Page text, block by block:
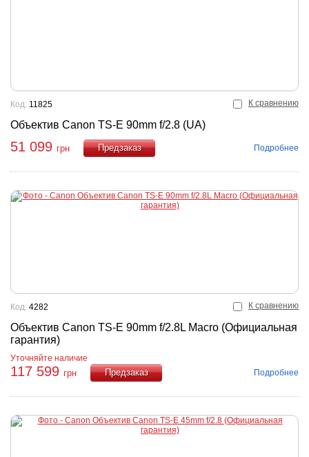
К сравнению
Объектив Canon TS-E 90mm f/2.8 (UA)
Код: 11825
51 099 грн
Подробнее
К сравнению
Объектив Canon TS-E 90mm f/2.8L Macro (Официальная
гарантия)
Код: 4282
Уточняйте наличие
117 599 грн
Подробнее